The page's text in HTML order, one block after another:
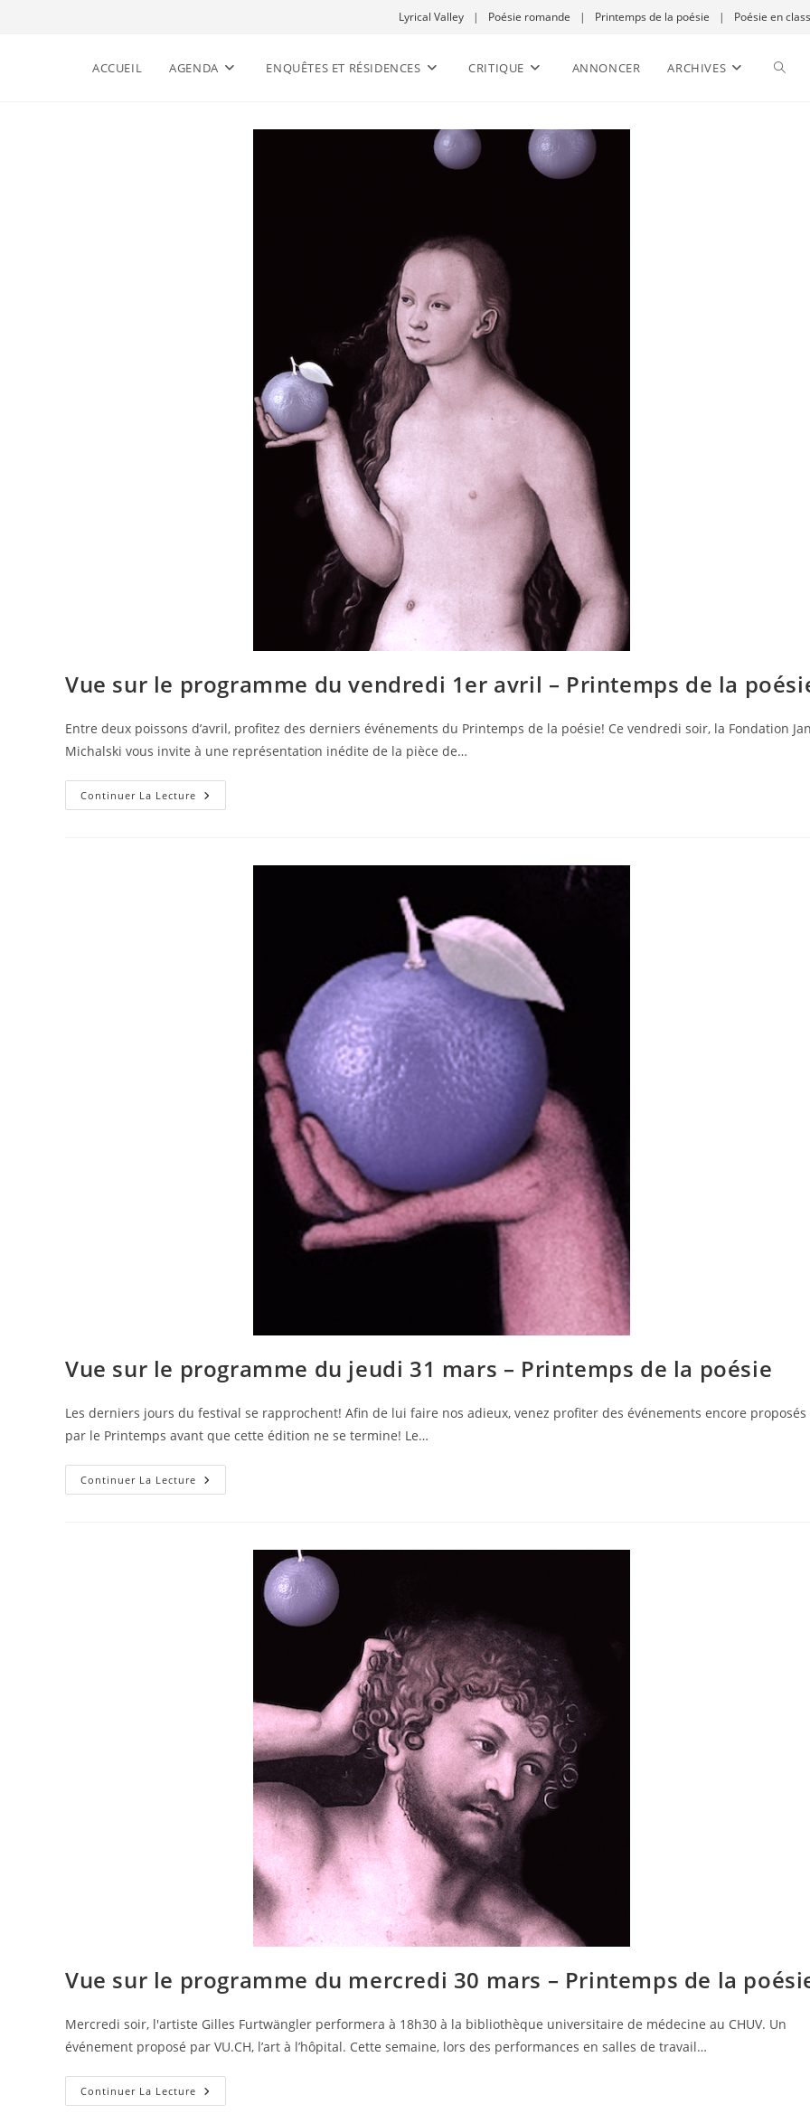
Lyrical Valley | Poésie romande | Printemps de la poésie | Poésie en
ACCUEIL AGENDA ENQUÊTES ET RÉSIDENCES CRITIQUE ANNONCER ARCHIVES
Vue sur le programme du vendredi 1er avril – Printemps de la
Entre deux poissons d’avril, profitez des derniers événements du Printemps de la poésie! Ce vendredi soir, la Fondation
Michalski vous invite à une représentation inédite de la pièce de…
Continuer La Lecture
Vue sur le programme du jeudi 31 mars – Printemps de la poésie
Les derniers jours du festival se rapprochent! Afin de lui faire nos adieux, venez profiter des événements encore proposés
par le Printemps avant que cette édition ne se termine! Le…
Continuer La Lecture
Vue sur le programme du mercredi 30 mars – Printemps de la
Mercredi soir, l'artiste Gilles Furtwängler performera à 18h30 à la bibliothèque universitaire de médecine au CHUV. Un
événement proposé par VU.CH, l’art à l’hôpital. Cette semaine, lors des performances en salles de travail…
Continuer La Lecture